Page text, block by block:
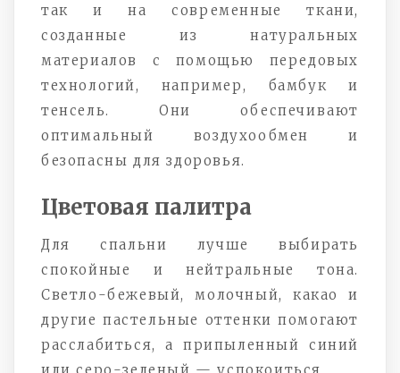
так и на современные ткани,
созданные из натуральных
материалов с помощью передовых
технологий, например, бамбук и
тенсель. Они обеспечивают
оптимальный воздухообмен и
безопасны для здоровья.
Цветовая палитра
Для спальни лучше выбирать
спокойные и нейтральные тона.
Светло-бежевый, молочный, какао и
другие пастельные оттенки помогают
расслабиться, а припыленный синий